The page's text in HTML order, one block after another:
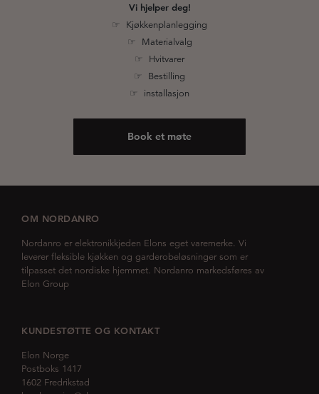
Vi hjelper deg!
☞ Kjøkkenplanlegging
☞ Materialvalg
☞ Hvitvarer
☞ Bestilling
☞ installasjon
Book et møte
OM NORDANRO
Nordanro er elektronikkjeden Elons eget varemerke. Vi
leverer fleksible kjøkken og garderobeløsninger som er
tilpasset det nordiske hjemmet. Nordanro markedsføres av
Elon Group
KUNDESTØTTE OG KONTAKT
Elon Norge
Postboks 1417
1602 Fredrikstad